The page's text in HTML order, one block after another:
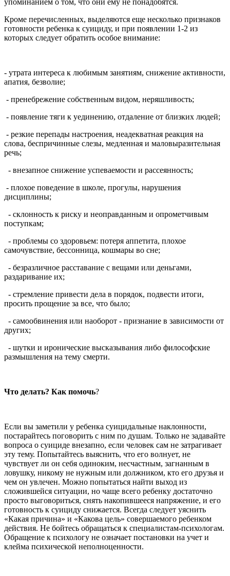
Кроме перечисленных, выделяются еще несколько признаков
готовности ребенка к суициду, и при появлении 1-2 из
которых следует обратить особое внимание:
- утрата интереса к любимым занятиям, снижение активности,
апатия, безволие;
- пренебрежение собственным видом, неряшливость;
- появление тяги к уединению, отдаление от близких людей;
- резкие перепады настроения, неадекватная реакция на
слова, беспричинные слезы, медленная и маловыразительная
речь;
- внезапное снижение успеваемости и рассеянность;
- плохое поведение в школе, прогулы, нарушения
дисциплины;
- склонность к риску и неоправданным и опрометчивым
поступкам;
- проблемы со здоровьем: потеря аппетита, плохое
самочувствие, бессонница, кошмары во сне;
- безразличное расставание с вещами или деньгами,
раздаривание их;
- стремление привести дела в порядок, подвести итоги,
просить прощение за все, что было;
- самообвинения или наоборот - признание в зависимости от
других;
- шутки и иронические высказывания либо философские
размышления на тему смерти.
Что делать? Как помочь?
Если вы заметили у ребенка суицидальные наклонности,
постарайтесь поговорить с ним по душам. Только не задавайте
вопроса о суициде внезапно, если человек сам не затрагивает
эту тему. Попытайтесь выяснить, что его волнует, не
чувствует ли он себя одиноким, несчастным, загнанным в
ловушку, никому не нужным или должником, кто его друзья и
чем он увлечен. Можно попытаться найти выход из
сложившейся ситуации, но чаще всего ребенку достаточно
просто выговориться, снять накопившееся напряжение, и его
готовность к суициду снижается. Всегда следует уяснить
«Какая причина» и «Какова цель» совершаемого ребенком
действия. Не бойтесь обращаться к специалистам-психологам.
Обращение к психологу не означает постановки на учет и
клейма психической неполноценности.